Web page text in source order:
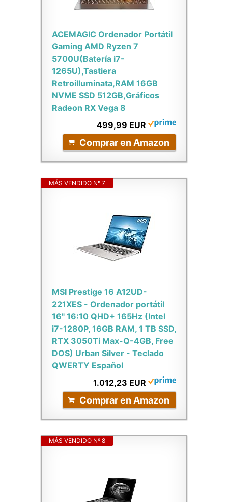
ACEMAGIC Ordenador Portátil
Gaming AMD Ryzen 7
5700U(Batería i7-
1265U),Tastiera
Retroilluminata,RAM 16GB
NVME SSD 512GB,Gráficos
Radeon RX Vega 8
499,99 EUR
Comprar en Amazon
MÁS VENDIDO Nº 7
MSI Prestige 16 A12UD-
221XES - Ordenador portátil
16" 16:10 QHD+ 165Hz (Intel
i7-1280P, 16GB RAM, 1 TB SSD,
RTX 3050Ti Max-Q-4GB, Free
DOS) Urban Silver - Teclado
QWERTY Español
1.012,23 EUR
Comprar en Amazon
MÁS VENDIDO Nº 8